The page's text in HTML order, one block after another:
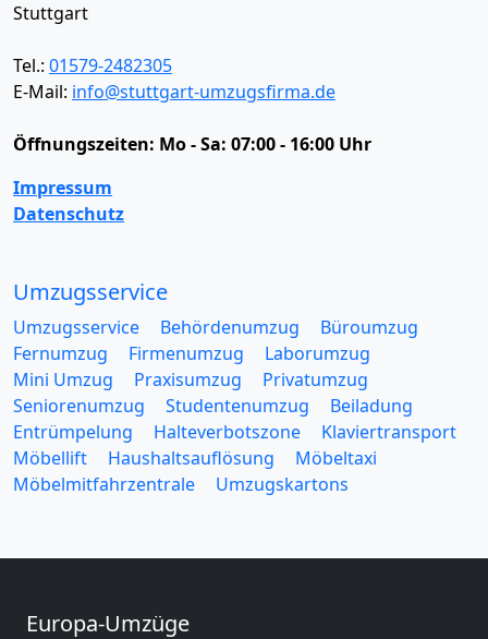
Stuttgart
Tel.: 01579-2482305
E-Mail: info@stuttgart-umzugsfirma.de
Öffnungszeiten: Mo - Sa: 07:00 - 16:00 Uhr
Impressum
Datenschutz
Umzugsservice
Umzugsservice Behördenumzug
Büroumzug
Fernumzug
Firmenumzug
Laborumzug
Mini Umzug
Praxisumzug
Privatumzug
Seniorenumzug
Studentenumzug
Beiladung
Entrümpelung
Halteverbotszone
Klaviertransport
Möbellift
Haushaltsauflösung
Möbeltaxi
Möbelmitfahrzentrale
Umzugskartons
Europa-Umzüge